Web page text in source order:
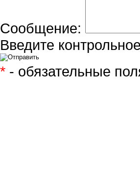
Сообщение:
Введите
* - обязательные